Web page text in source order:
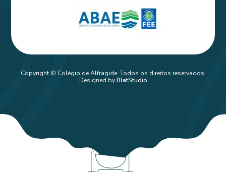
Copyright © Colégio de Alfragide. Todos os direitos reservados.
Designed byBlatStudio